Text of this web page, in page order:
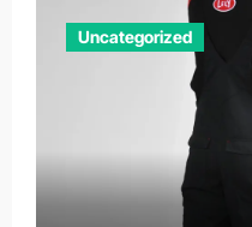
Uncategorized